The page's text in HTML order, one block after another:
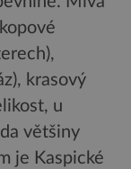
krasový
u
většiny
je Kaspické